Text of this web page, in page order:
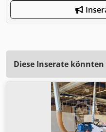
Diese Inserate